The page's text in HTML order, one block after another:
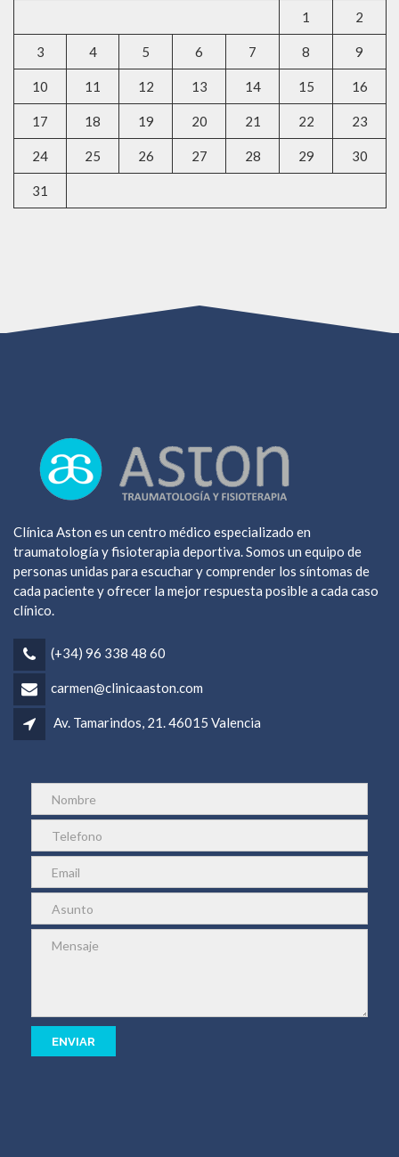
1 2
3 4 5 6 7 8 9
10 11 12 13 14 15 16
17 18 19 20 21 22 23
24 25 26 27 28 29 30
31
Clínica Aston es un centro médico especializado en
traumatología y fisioterapia deportiva. Somos un equipo de
personas unidas para escuchar y comprender los síntomas de
cada paciente y ofrecer la mejor respuesta posible a cada caso
clínico.
(+34) 96 338 48 60
carmen@clinicaaston.com
Av. Tamarindos, 21. 46015 Valencia